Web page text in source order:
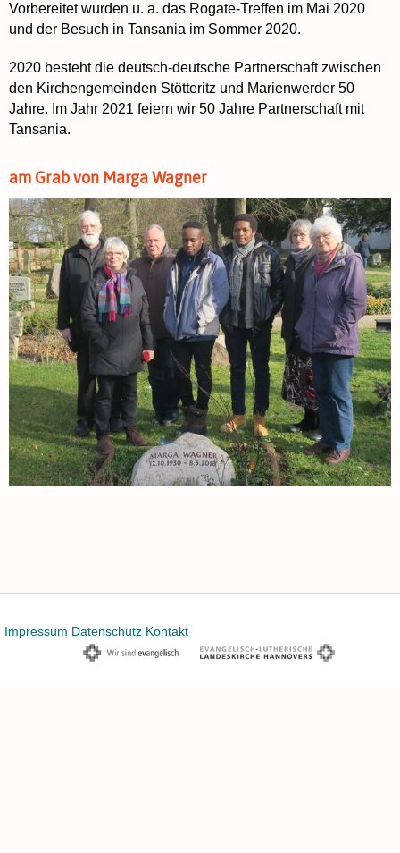
Vorbereitet wurden u. a. das Rogate-Treffen im Mai 2020
und der Besuch in Tansania im Sommer 2020.
2020 besteht die deutsch-deutsche Partnerschaft zwischen
den Kirchengemeinden Stötteritz und Marienwerder 50
Jahre. Im Jahr 2021 feiern wir 50 Jahre Partnerschaft mit
Tansania.
am Grab von Marga Wagner
Impressum Datenschutz Kontakt